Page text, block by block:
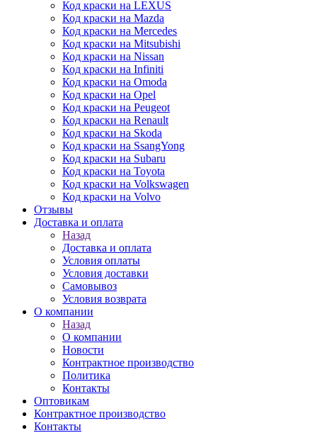
Код краски на LEXUS
Код краски на Mazda
Код краски на Mercedes
Код краски на Mitsubishi
Код краски на Nissan
Код краски на Infiniti
Код краски на Omoda
Код краски на Opel
Код краски на Peugeot
Код краски на Renault
Код краски на Skoda
Код краски на SsangYong
Код краски на Subaru
Код краски на Toyota
Код краски на Volkswagen
Код краски на Volvo
Отзывы
Доставка и оплата
Назад
Доставка и оплата
Условия оплаты
Условия доставки
Самовывоз
Условия возврата
О компании
Назад
О компании
Новости
Контрактное производство
Политика
Контакты
Оптовикам
Контрактное производство
Контакты